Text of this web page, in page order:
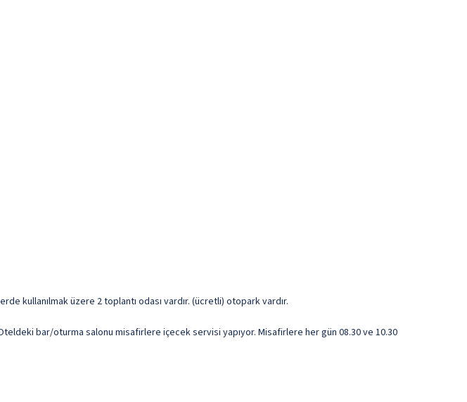
kullanılmak üzere 2 toplantı odası vardır. (ücretli) otopark vardır.
bar/oturma salonu misafirlere içecek servisi yapıyor. Misafirlere her gün 08.30 ve 10.30